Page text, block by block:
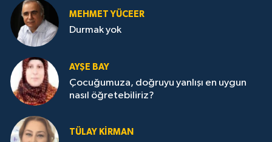
MEHMET YÜCEER
Durmak yok
AYŞE BAY
Çocuğumuza, doğruyu yanlışı en uygun
nasıl öğretebiliriz?
TÜLAY KİRMAN